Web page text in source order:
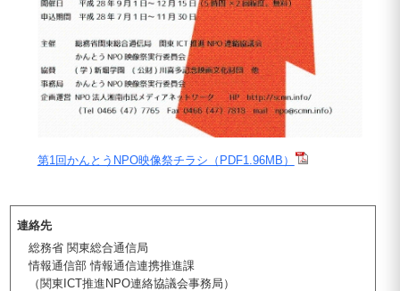
第1回かんとうNPO映像祭チラシ（PDF1.96MB）
連絡先
総務省 関東総合通信局
情報通信部 情報通信連携推進課
（関東ICT推進NPO連絡協議会事務局）